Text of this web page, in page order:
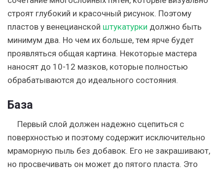
строят глубокий и красочный рисунок. Поэтому
пластов у венецианской штукатурки должно быть
минимум два. Но чем их больше, тем ярче будет
проявляться общая картина. Некоторые мастера
наносят до 10-12 мазков, которые полностью
обрабатываются до идеального состояния.
База
Первый слой должен надежно сцепиться с
поверхностью и поэтому содержит исключительно
мраморную пыль без добавок. Его не закрашивают,
но просвечивать он может до пятого пласта. Это